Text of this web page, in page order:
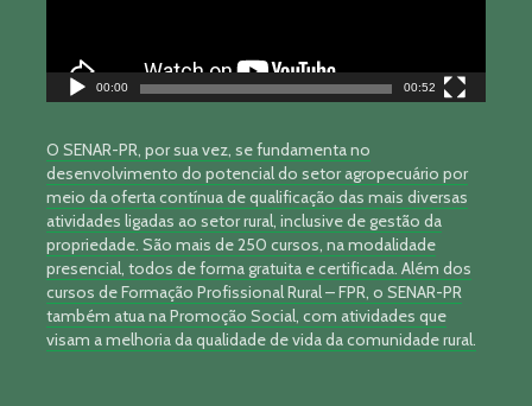
00:00 00:52
O SENAR-PR, por sua vez, se fundamenta no
desenvolvimento do potencial do setor agropecuário por
meio da oferta contínua de qualificação das mais diversas
atividades ligadas ao setor rural, inclusive de gestão da
propriedade. São mais de 250 cursos, na modalidade
presencial, todos de forma gratuita e certificada. Além dos
cursos de Formação Profissional Rural – FPR, o SENAR-PR
também atua na Promoção Social, com atividades que
visam a melhoria da qualidade de vida da comunidade rural.